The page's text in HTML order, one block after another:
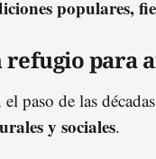
populares,
refugio para
paso de las
y sociales.